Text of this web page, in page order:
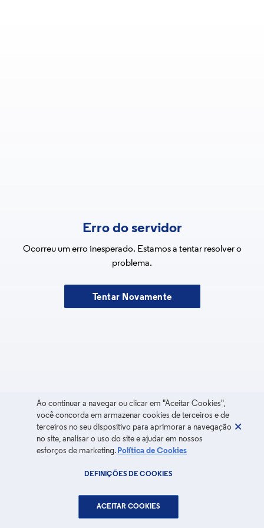
Erro do servidor
Ocorreu um erro inesperado. Estamos a tentar resolver o
problema.
Tentar Novamente
Ao continuar a navegar ou clicar em "Aceitar Cookies",
você concorda em armazenar cookies de terceiros e de
terceiros no seu dispositivo para aprimorar a navegação
no site, analisar o uso do site e ajudar em nossos
esforços de marketing. Política de Cookies
DEFINIÇÕES DE COOKIES
ACEITAR COOKIES